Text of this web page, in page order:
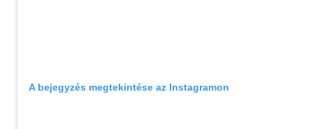
A bejegyzés megtekintése az Instagramon